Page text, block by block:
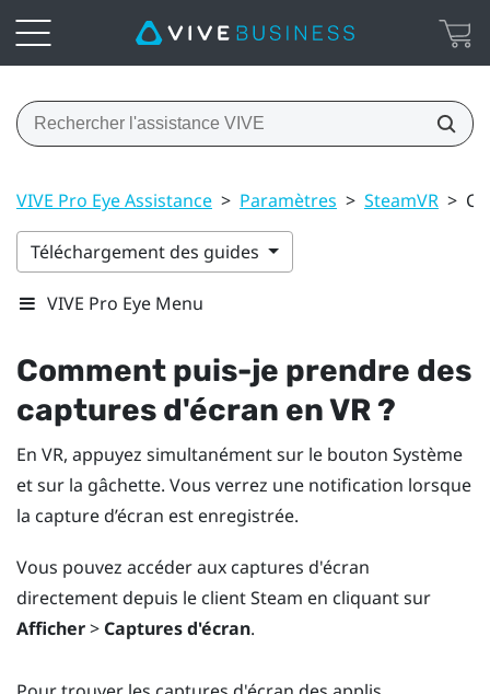
VIVE Pro Eye Assistance > Paramètres > SteamVR >
Téléchargement des guides
VIVE Pro Eye Menu
Comment puis-je prendre des
captures d'écran en VR ?
En VR, appuyez simultanément sur le bouton Système
et sur la gâchette. Vous verrez une notification lorsque
la capture d’écran est enregistrée.
Vous pouvez accéder aux captures d'écran
directement depuis le client Steam en cliquant sur
Afficher> Captures d'écran.